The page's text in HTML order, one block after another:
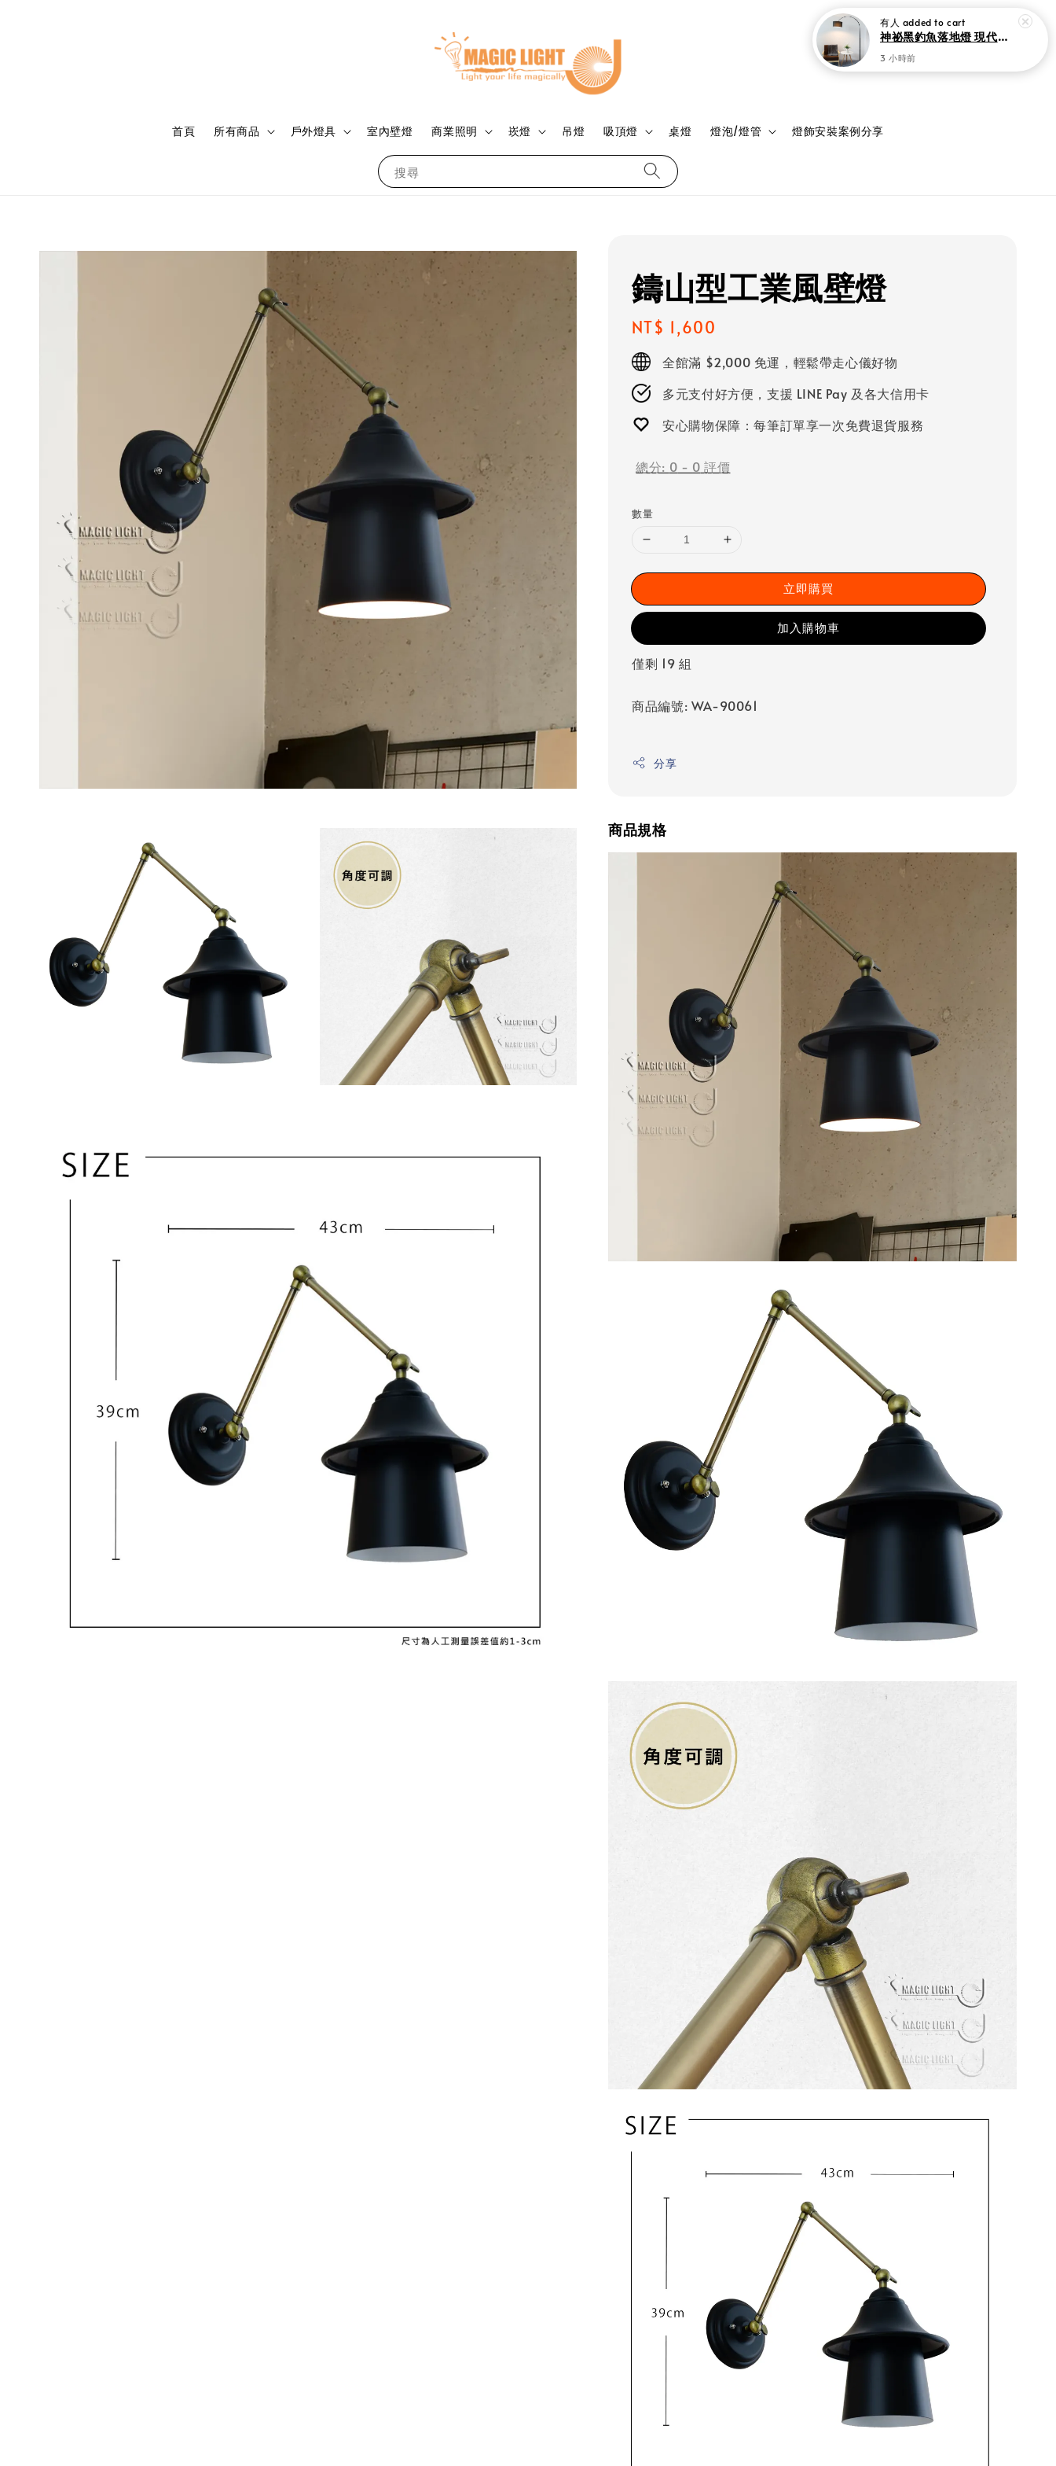
搜尋
首頁 所有商品 戶外燈具 室內壁燈 商業照明 崁燈 吊燈 吸頂燈 桌燈 燈泡/燈管 燈飾安裝案例分享
登入
鑄山型工業風壁燈
Regular
price
NT$ 1,600
全館滿 $2,000 免運，輕鬆帶走心儀好物
多元支付好方便，支援 LINE Pay 及各大信用卡
安心購物保障：每筆訂單享一次免費退貨服務
總分: 0 - 0 評價
數量
立即購買
加入購物車
僅剩 19 組
商品編號: WA-90061
分享
商品規格